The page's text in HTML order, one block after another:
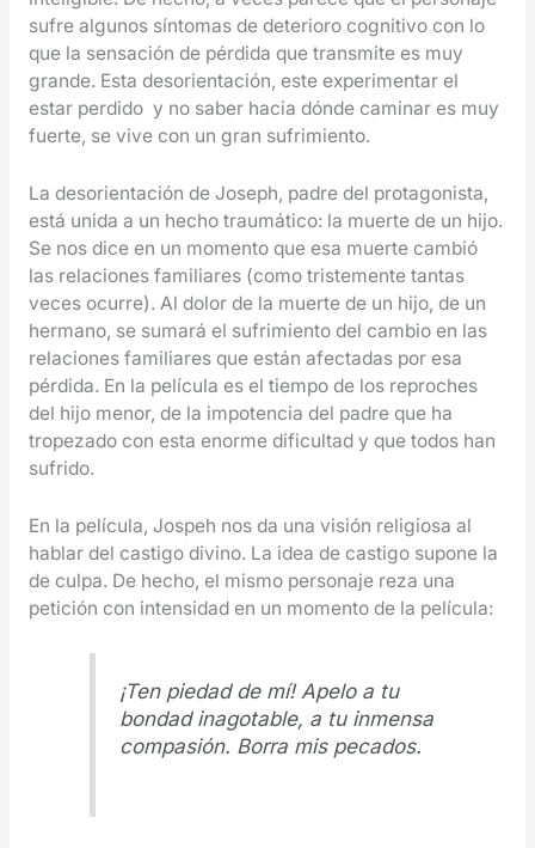
sufre algunos síntomas de deterioro cognitivo con lo
que la sensación de pérdida que transmite es muy
grande. Esta desorientación, este experimentar el
estar perdido y no saber hacia dónde caminar es muy
fuerte, se vive con un gran sufrimiento.
La desorientación de Joseph, padre del protagonista,
está unida a un hecho traumático: la muerte de un hijo.
Se nos dice en un momento que esa muerte cambió
las relaciones familiares (como tristemente tantas
veces ocurre). Al dolor de la muerte de un hijo, de un
hermano, se sumará el sufrimiento del cambio en las
relaciones familiares que están afectadas por esa
pérdida. En la película es el tiempo de los reproches
del hijo menor, de la impotencia del padre que ha
tropezado con esta enorme dificultad y que todos han
sufrido.
En la película, Jospeh nos da una visión religiosa al
hablar del castigo divino. La idea de castigo supone la
de culpa. De hecho, el mismo personaje reza una
petición con intensidad en un momento de la película:
¡Ten piedad de mí! Apelo a tu
bondad inagotable, a tu inmensa
compasión. Borra mis pecados.